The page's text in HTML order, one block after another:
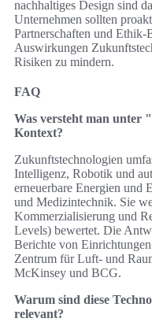
nachhaltiges Design sind
Unternehmen sollten
Partnerschaften und
Auswirkungen
Risiken zu mindern.
FAQ
Was versteht man unter
Kontext?
Zukunftstechnologien
Intelligenz, Robotik und
erneuerbare Energien und
und Medizintechnik. Sie
Kommerzialisierung und
Levels) bewertet. Die
Berichte von
Zentrum für Luft- und
McKinsey und BCG.
Warum sind diese
relevant?